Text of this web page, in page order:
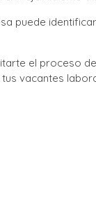
puede
el proceso
vacantes